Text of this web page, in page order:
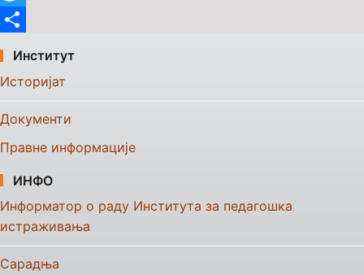
Twitter
Share
Институт
Историјат
Документи
Правне информације
ИНФО
Информатор о раду Института за педагошка
истраживања
Сарадња